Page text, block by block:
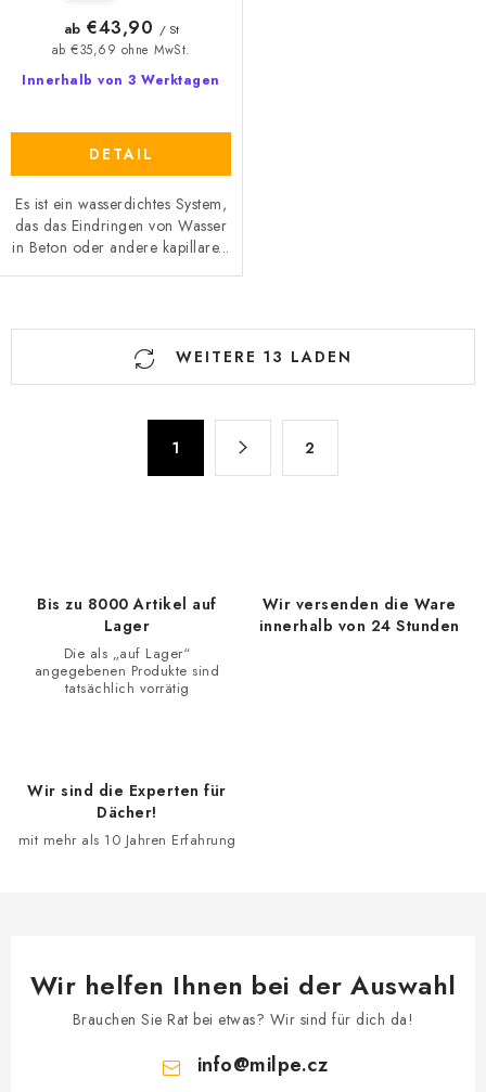
Innerhalb von 3 Werktagen
ab €35,69 ohne MwSt.
ab €43,90 / St
DETAIL
Es ist ein wasserdichtes System,
das das Eindringen von Wasser
in Beton oder andere kapillare...
S
WEITERE 13 LADEN
1 2
Bis zu 8000 Artikel auf
Lager
Die als „auf Lager“
angegebenen Produkte sind
tatsächlich vorrätig
Wir versenden die Ware
innerhalb von 24 Stunden
Wir sind die Experten für
Dächer!
mit mehr als 10 Jahren Erfahrung
Wir helfen Ihnen bei der Auswahl
Brauchen Sie Rat bei etwas? Wir sind für dich da!
info@milpe.cz